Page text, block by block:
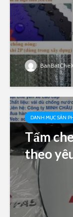
DANH MỤC SẢN
Tấm
theo